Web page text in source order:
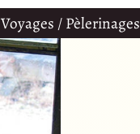
Voyages / Pèlerinages